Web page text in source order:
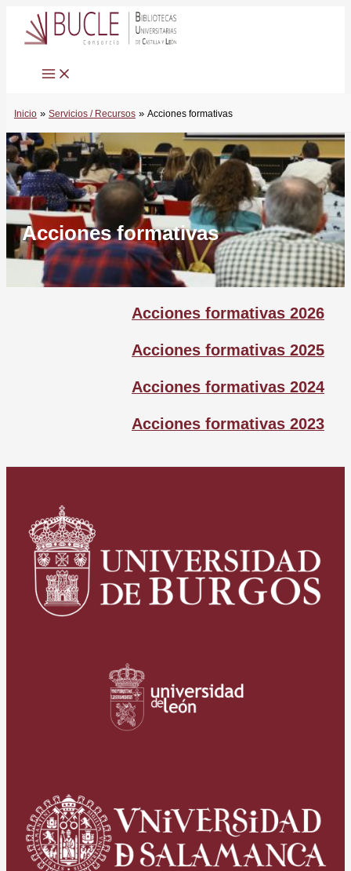
Inicio Servicios / Recursos Acciones formativas
Acciones formativas
Acciones formativas 2026
Acciones formativas 2025
Acciones formativas 2024
Acciones formativas 2023